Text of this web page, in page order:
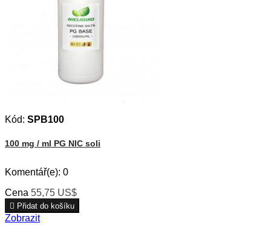
Kód: SPB100
100 mg / ml PG NIC soli
Komentář(e): 0
Cena 55,75 US$
 Přidat do košíku
Zobrazit